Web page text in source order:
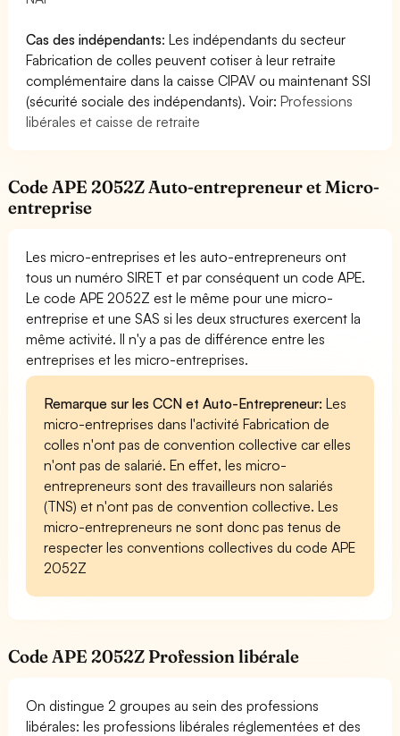
Cas des indépendants: Les indépendants du secteur
Fabrication de colles peuvent cotiser à leur retraite
complémentaire dans la caisse CIPAV ou maintenant SSI
(sécurité sociale des indépendants). Voir:Professions
libérales et caisse de retraite
Code APE 2052Z Auto-entrepreneur et Micro-
entreprise
Les micro-entreprises et les auto-entrepreneurs ont
tous un numéro SIRET et par conséquent un code APE.
Le code APE 2052Z est le même pour une micro-
entreprise et une SAS si les deux structures exercent la
même activité. Il n'y a pas de différence entre les
entreprises et les micro-entreprises.
Remarque sur les CCN et Auto-Entrepreneur: Les
micro-entreprises dans l'activité Fabrication de
colles n'ont pas de convention collective car elles
n'ont pas de salarié. En effet, les micro-
entrepreneurs sont des travailleurs non salariés
(TNS) et n'ont pas de convention collective. Les
micro-entrepreneurs ne sont donc pas tenus de
respecter les conventions collectives du code APE
2052Z
Code APE 2052Z Profession libérale
On distingue 2 groupes au sein des professions
libérales: les professions libérales réglementées et des